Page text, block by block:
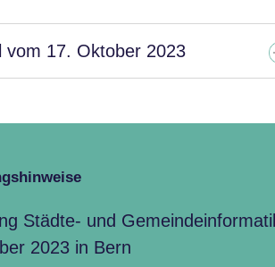
vom 17. Oktober 2023
Städte- und
2023 in Bern